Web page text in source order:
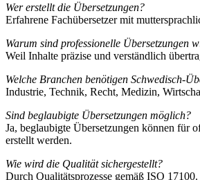
Wer erstellt die Übersetzungen?
Erfahrene Fachübersetzer mit
Warum sind professionelle Übersetzungen
Weil Inhalte präzise und verständlich
Welche Branchen benötigen Schwedisch-
Industrie, Technik, Recht, Medizin,
Sind beglaubigte Übersetzungen möglich?
Ja, beglaubigte Übersetzungen können für
erstellt werden.
Wie wird die Qualität sichergestellt?
Durch Qualitätsprozesse gemäß ISO 17100.